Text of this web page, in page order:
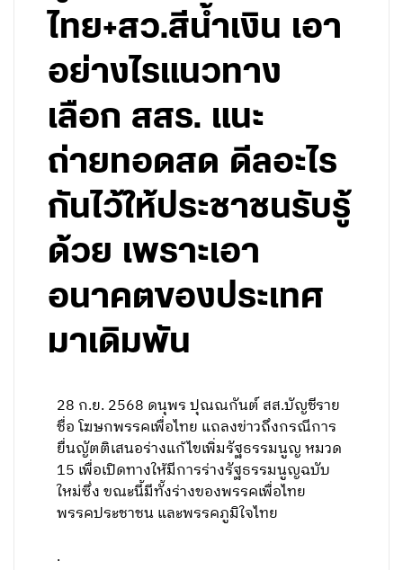
ไทย+สว.สีน้ำเงิน เอา
อย่างไรแนวทาง
เลือก สสร. แนะ
ถ่ายทอดสด ดีลอะไร
กันไว้ให้ประชาชนรับรู้
ด้วย เพราะเอา
อนาคตของประเทศ
มาเดิมพัน
28 ก.ย. 2568 ดนุพร ปุณณกันต์ สส.บัญชีราย
ชื่อ โฆษกพรรคเพื่อไทย แถลงข่าวถึงกรณีการ
ยื่นญัตติเสนอร่างแก้ไขเพิ่มรัฐธรรมนูญ หมวด
15 เพื่อเปิดทางให้มีการร่างรัฐธรรมนูญฉบับ
ใหม่ซึ่ง ขณะนี้มีทั้งร่างของพรรคเพื่อไทย
พรรคประชาชน และพรรคภูมิใจไทย
.